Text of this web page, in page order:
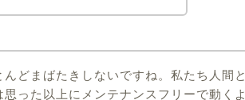
どまばたきしないですね。私たち人間と
った以上にメンテナンスフリーで動くよ